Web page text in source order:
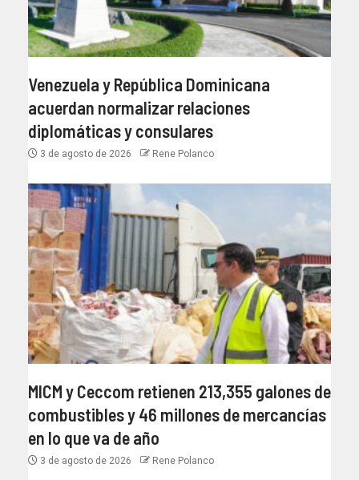
Venezuela y República Dominicana
acuerdan normalizar relaciones
diplomáticas y consulares
3 de agosto de 2026 Rene Polanco
MICM y Ceccom retienen 213,355 galones de
combustibles y 46 millones de mercancías
en lo que va de año
3 de agosto de 2026 Rene Polanco